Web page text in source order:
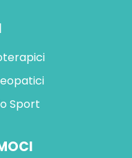
Sport